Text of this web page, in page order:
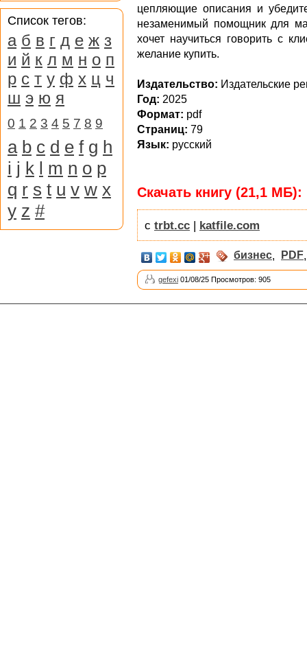
цепляющие описания и
незаменимый помощник для
хочет научиться говорить с
желание купить.
Издательство: Издательские
Год: 2025
Формат: pdf
Страниц: 79
Язык: русский
Скачать книгу (21,1 МБ):
с trbt.cc | katfile.com
бизнес, PDF
gefexi 01/08/25 Просмотров: 905
Список тегов:
а б в г д е ж з
и й к л м н о п
р с т у ф х ц ч
ш э ю я
0 1 2 3 4 5 7 8 9
a b c d e f g h
i j k l m n o p
q r s t u v w x
y z #